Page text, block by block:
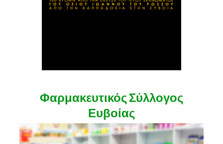
Φαρμακευτικός Σύλλογος
Ευβοίας